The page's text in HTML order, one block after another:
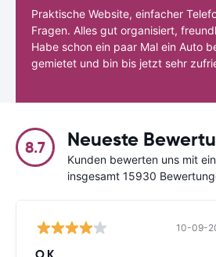
Praktische Website, einfacher
Fragen. Alles gut organisiert,
Habe schon ein paar Mal ein Auto
gemietet und bin bis jetzt sehr
8.7 Neueste
Kunden bewerten uns mit
insgesamt 15930
10-09-